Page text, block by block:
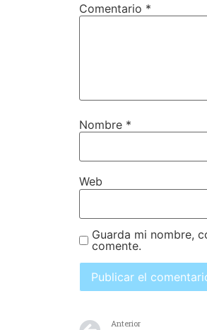
Comentario *
Nombre *
Web
Guarda mi nombre,
comente.
Anterior